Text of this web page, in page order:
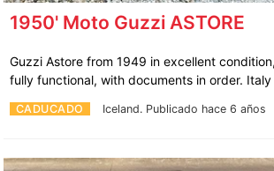
1950' Moto Guzzi ASTORE
CADUCADO Iceland. Publicado hace 6 años
Guzzi Astore from 1949 in excellent
fully functional, with documents in order. Italy